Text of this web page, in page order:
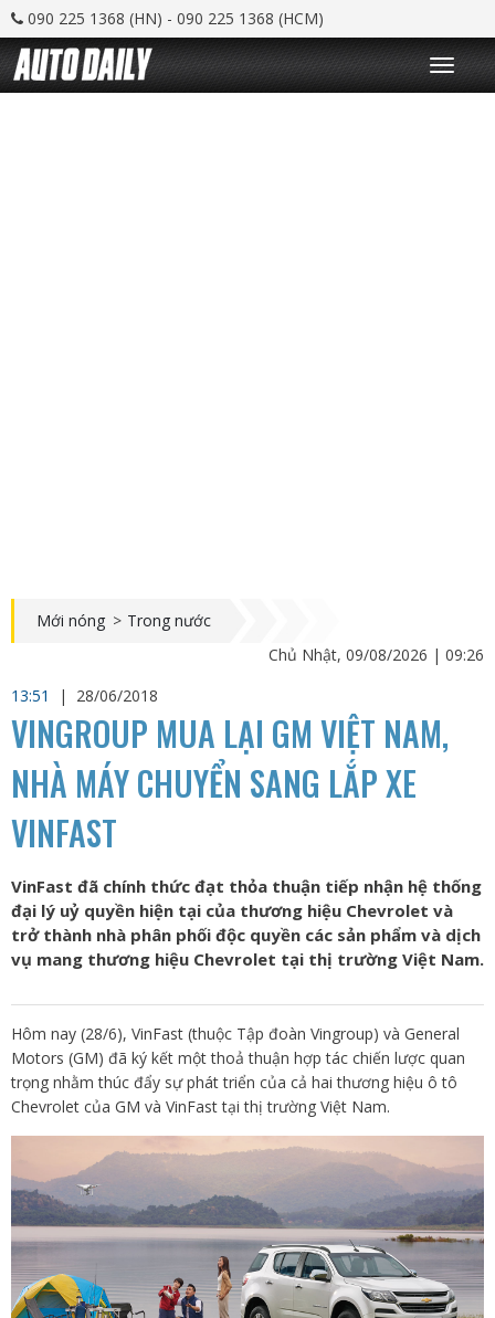
090 225 1368 (HN) - 090 225 1368 (HCM)
T
o
g
Mới nóng > Trong nước
Chủ Nhật, 09/08/2026 | 09:26
13:51
| 28/06/2018
VINGROUP MUA LẠI GM VIỆT NAM,
NHÀ MÁY CHUYỂN SANG LẮP XE
VINFAST
VinFast đã chính thức đạt thỏa thuận tiếp nhận hệ thống
đại lý uỷ quyền hiện tại của thương hiệu Chevrolet và
trở thành nhà phân phối độc quyền các sản phẩm và dịch
vụ mang thương hiệu Chevrolet tại thị trường Việt Nam.
Hôm nay (28/6), VinFast (thuộc Tập đoàn Vingroup) và General
Motors (GM) đã ký kết một thoả thuận hợp tác chiến lược quan
trọng nhằm thúc đẩy sự phát triển của cả hai thương hiệu ô tô
Chevrolet của GM và VinFast tại thị trường Việt Nam.